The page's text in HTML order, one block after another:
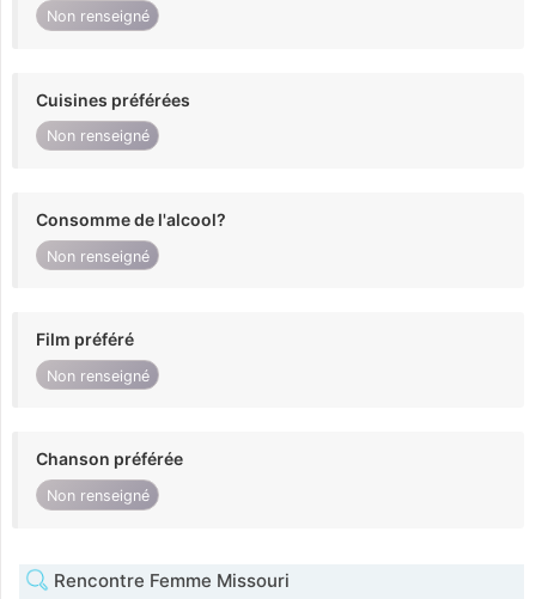
Non renseigné
Cuisines préférées
Non renseigné
Consomme de l'alcool?
Non renseigné
Film préféré
Non renseigné
Chanson préférée
Non renseigné
Rencontre Femme Missouri